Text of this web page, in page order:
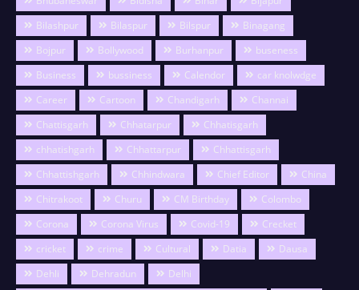
Bilashpur
Bilaspur Bilspur
Binagang
Bojpur
Bollywood Burhanpur
buseness
Business
bussiness Calendor
car knolwdge
Career
Cartoon Chandigarh
Channai
Chattisgarh
Chhatarpur
Chhatisgarh
chhatishgarh
Chhattarpur
Chhattisgarh
Chhattishgarh
Chhindwara Chief Editor
China
Chitrakoot
Churu CM Birthday
Colombo
Corona
Corona Virus Covid-19
Crecket
cricket
crime Cultural Datia
Dausa
Dehli
Dehradun
Delhi